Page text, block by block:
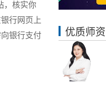
，核实你
行网页上
银行支付
优质师资